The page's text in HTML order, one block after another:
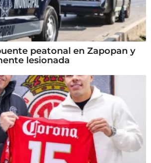
peatonal en Zapopan y
lesionada